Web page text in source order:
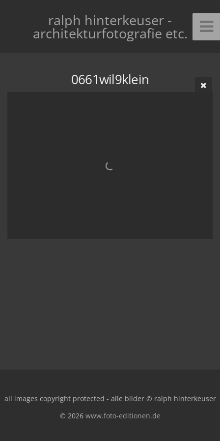
ralph hinterkeuser -
architekturfotografie etc.
0661wil9klein
all images copyright protected - alle bilder © ralph hinterkeuser
© 2026 www.foto-editionen.de